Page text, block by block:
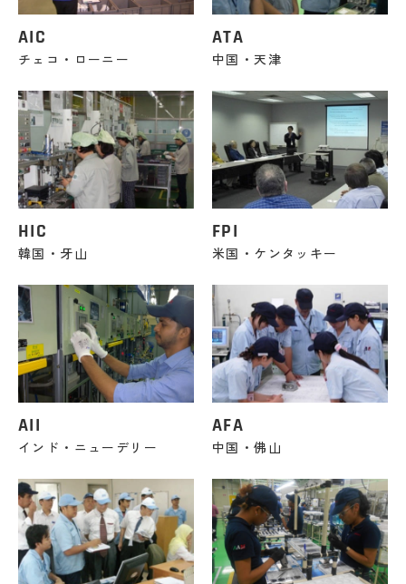
AIC
チェコ・ローニー
ATA
中国・天津
HIC
韓国・牙山
FPI
米国・ケンタッキー
AII
インド・ニューデリー
AFA
中国・佛山